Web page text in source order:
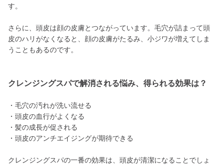
す。
さらに、頭皮は顔の皮膚とつながっています。毛穴が詰まって頭
皮のハリがなくなると、顔の皮膚がたるみ、小ジワが増えてしま
うこともあるのです。
クレンジングスパで解消される悩み、得られる効果は？
・毛穴の汚れが洗い流せる
・頭皮の血行がよくなる
・髪の成長が促される
・頭皮のアンチエイジングが期待できる
クレンジングスパの一番の効果は、頭皮が清潔になることでしょ